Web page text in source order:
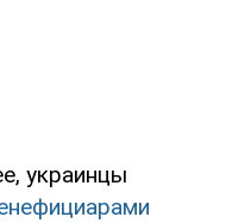
украинцы